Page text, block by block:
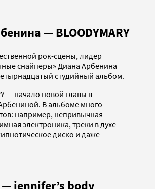
— BLOODYMARY
рок-сцены, лидер
снайперы» Диана Арбенина
студийный альбом.
— начало новой главы в
В альбоме много
например, непривычная
электроника, треки в духе
диско и даже
jennifer’s body